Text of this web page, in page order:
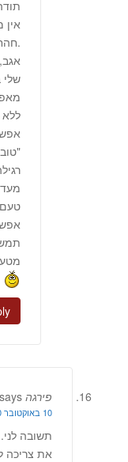
אין
שלי
פירגה says:
10 באוקטובר 2010 at 22:04
תשובה לני.
את צריכה